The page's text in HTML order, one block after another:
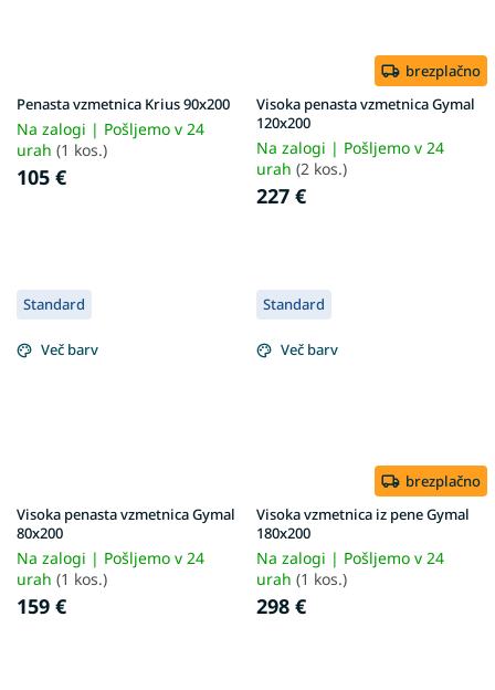
Penasta vzmetnica Krius 90x200
Na zalogi | Pošljemo v 24
urah (1 kos.)
105 €
brezplačno
Visoka penasta vzmetnica Gymal
120x200
Na zalogi | Pošljemo v 24
urah (2 kos.)
227 €
Standard
Več barv
Visoka penasta vzmetnica Gymal
80x200
Na zalogi | Pošljemo v 24
urah (1 kos.)
159 €
Standard
Več barv
brezplačno
Visoka vzmetnica iz pene Gymal
180x200
Na zalogi | Pošljemo v 24
urah (1 kos.)
298 €